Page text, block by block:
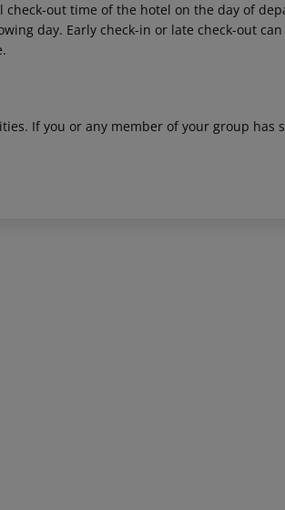
out time of the hotel on the day of
day. Early check-in or late check-out can
If you or any member of your group has
akzeptieren